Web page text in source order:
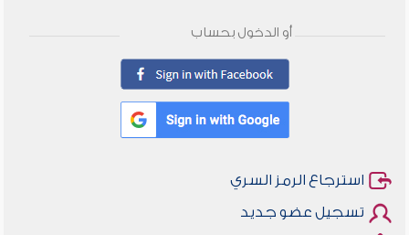
أو الدخول بحساب
استرجاع الرمز السري
تسجيل عضو جديد